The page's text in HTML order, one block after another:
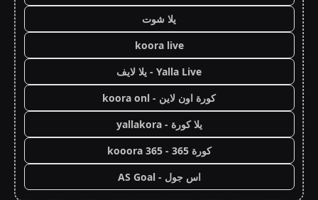
يلا شوت
koora live
Yalla Live - يلا لايف
كورة اون لاين - koora onl
يلا كورة - yallakora
كورة 365 - kooora 365
اس جول - AS Goal